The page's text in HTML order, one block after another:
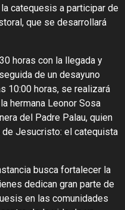
catequesis a participar de
que se desarrollará
horas con la llegada y
de un desayuno
10:00 horas, se realizará
hermana Leonor Sosa
del Padre Palau, quien
Jesucristo: el catequista
busca fortalecer la
dedican gran parte de
en las comunidades